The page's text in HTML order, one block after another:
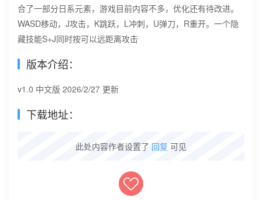
合了一部分日系元素，游戏目前内容不多，优化还有待改进。
WASD移动，J攻击，K跳跃，L冲刺，U弹刀，R重开。一个隐
藏技能S+J同时按可以远距离攻击
版本介绍：
v1.0 中文版 2026/2/27 更新
下载地址：
此处内容作者设置了 回复 可见